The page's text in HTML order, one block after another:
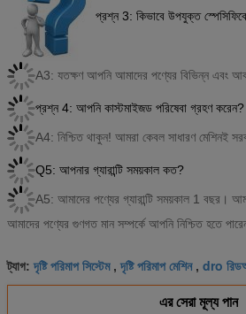
প্রশ্ন 3: কিভাবে উপযুক্ত
A3: যতক্ষণ আপনি আমাদের পণ্যের বিভিন্ন এবং
প্রশ্ন 4: আপনি কাস্টমাইজড পরিষেবা গ্রহণ করেন?
A4: নিশ্চিত থাকুন! আমরা কেবল সাধারণ মেশিনই
Q5: আপনার গ্যারান্টি সময়কাল কত?
A5: আমাদের পণ্যের গ্যারান্টি সময়কাল 1 বছর।
আমাদের পণ্যের গুণগত মান সম্পর্কে আপনি নিশ্চিত হতে
ট্যাগ:দৃষ্টি পরিমাপ সিস্টেম,দৃষ্টি পরিমাপ মেশিন, dro
এর সেরা মূল্য পান